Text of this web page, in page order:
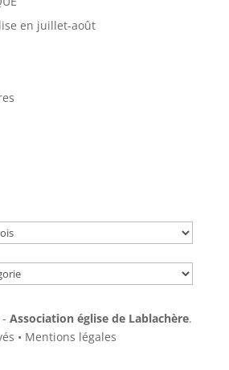
en juillet-août
Association église de Lablachère.
• Mentions légales